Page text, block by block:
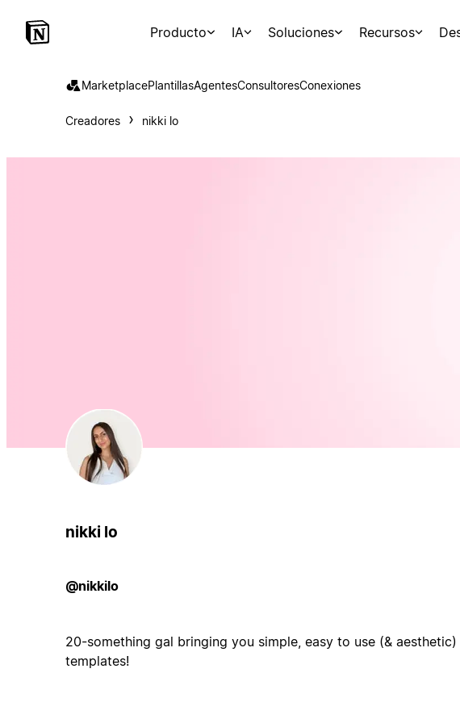
Producto IA Soluciones Recursos
MarketplacePlantillasAgentesConsultoresConexiones
Creadores nikki lo
nikki lo
@nikkilo
20-something gal bringing you simple, easy to use (&
templates!